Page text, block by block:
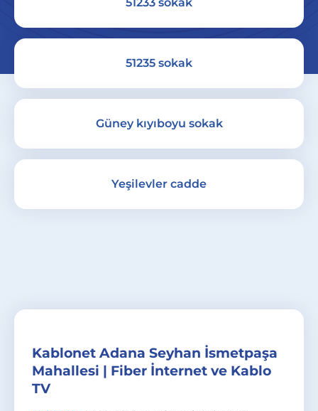
51235 sokak
Güney kıyıboyu sokak
Yeşilevler cadde
Kablonet Adana Seyhan İsmetpaşa
Mahallesi | Fiber İnternet ve Kablo
TV